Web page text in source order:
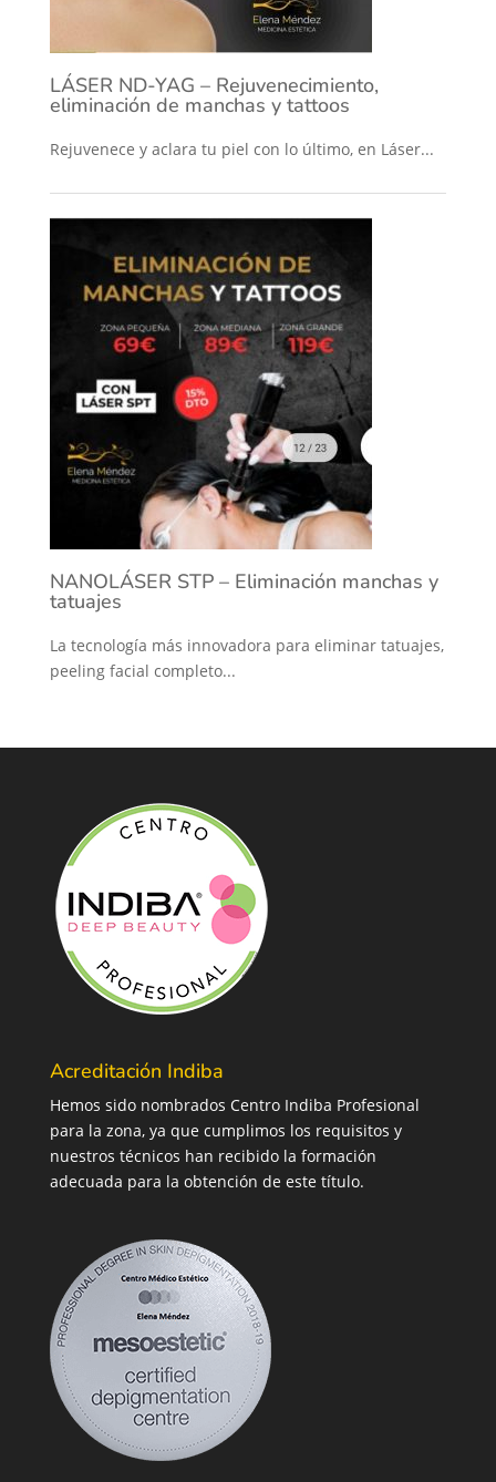
LÁSER ND-YAG – Rejuvenecimiento,
eliminación de manchas y tattoos
Rejuvenece y aclara tu piel con lo último, en Láser...
NANOLÁSER STP – Eliminación manchas y
tatuajes
La tecnología más innovadora para eliminar tatuajes,
peeling facial completo...
Acreditación Indiba
Hemos sido nombrados Centro Indiba Profesional
para la zona, ya que cumplimos los requisitos y
nuestros técnicos han recibido la formación
adecuada para la obtención de este título.